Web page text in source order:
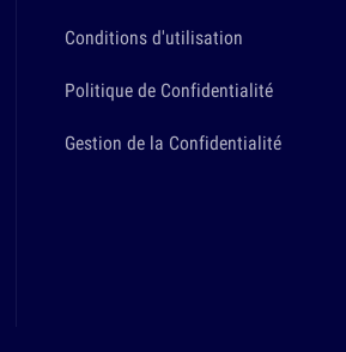
Conditions d'utilisation
Politique de Confidentialité
Gestion de la Confidentialité